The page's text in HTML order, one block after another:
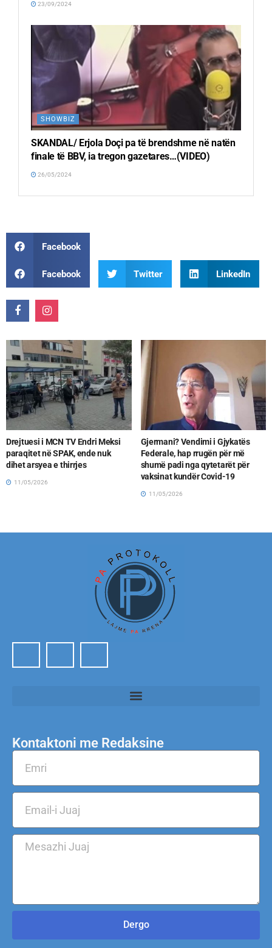
23/09/2024
SHOWBIZ
SKANDAL/ Erjola Doçi pa të brendshme në natën
finale të BBV, ia tregon gazetares…(VIDEO)
26/05/2024
Facebook
Facebook Twitter LinkedIn
Drejtuesi i MCN TV Endri Meksi
paraqitet në SPAK, ende nuk
dihet arsyea e thirrjes
11/05/2026
Gjermani? Vendimi i Gjykatës
Federale, hap rrugën për më
shumë padi nga qytetarët për
vaksinat kundër Covid-19
11/05/2026
Kontaktoni me Redaksine
Dergo